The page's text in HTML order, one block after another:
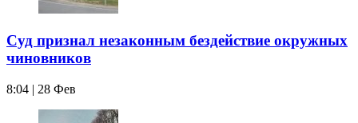
Суд признал незаконным бездействие окружных
чиновников
8:04 | 28 Фев